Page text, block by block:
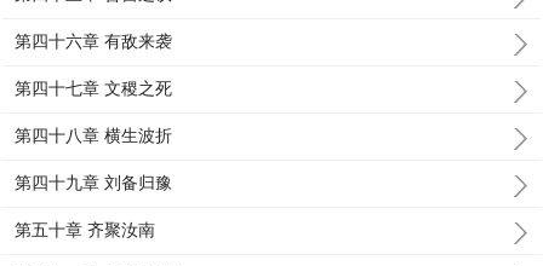
第四十六章 有敌来袭
第四十七章 文稷之死
第四十八章 横生波折
第四十九章 刘备归豫
第五十章 齐聚汝南